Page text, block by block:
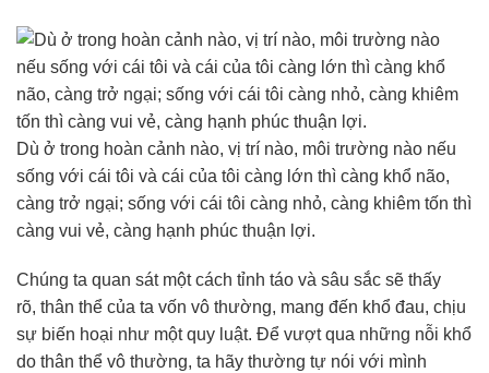
Dù ở trong hoàn cảnh nào, vị trí nào, môi trường nào nếu
sống với cái tôi và cái của tôi càng lớn thì càng khổ não,
càng trở ngại; sống với cái tôi càng nhỏ, càng khiêm tốn thì
càng vui vẻ, càng hạnh phúc thuận lợi.
Chúng ta quan sát một cách tỉnh táo và sâu sắc sẽ thấy
rõ, thân thể của ta vốn vô thường, mang đến khổ đau, chịu
sự biến hoại như một quy luật. Để vượt qua những nỗi khổ
do thân thể vô thường, ta hãy thường tự nói với mình